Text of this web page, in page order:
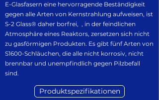
E-Glasfasern eine hervorragende Beständigkeit
gegen alle Arten von Kernstrahlung aufweisen, ist
S-2 Glass® daher borfrei, , in der feindlichen
Atmosphäre eines Reaktors, zersetzen sich nicht
zu gasförmigen Produkten. Es gibt fünf Arten von
S1600-Schläuchen, die alle nicht korrosiv, nicht
brennbar und unempfindlich gegen Pilzbefall
sind.
Produktspezifikationen